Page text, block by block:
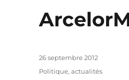
Publié
26 septembre 2012
Catégories
Politique, actualités